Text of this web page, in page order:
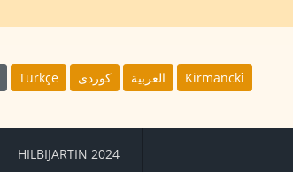
Türkçe كوردى العربية Kirmanckî
HILBIJARTIN 2024